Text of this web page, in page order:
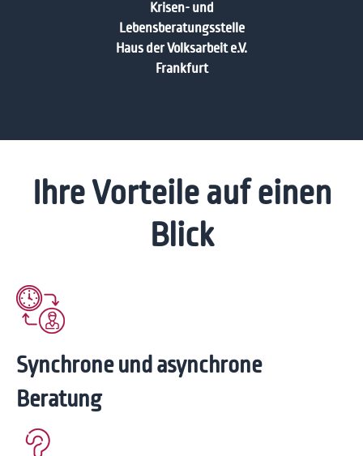
Krisen- und
Lebensberatungsstelle
Haus der Volksarbeit e.V.
Frankfurt
Ihre Vorteile auf einen
Blick
Synchrone und asynchrone
Beratung